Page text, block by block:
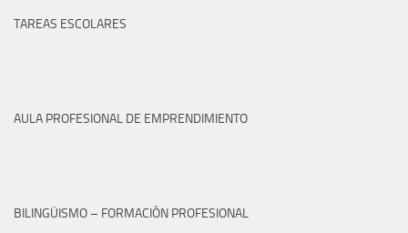
TAREAS ESCOLARES
AULA PROFESIONAL DE EMPRENDIMIENTO
BILINGÜISMO – FORMACIÓN PROFESIONAL